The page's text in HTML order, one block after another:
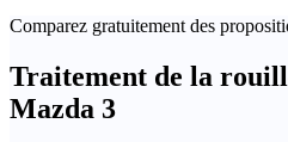
Comparez gratuitement des
Traitement de la
Mazda 3